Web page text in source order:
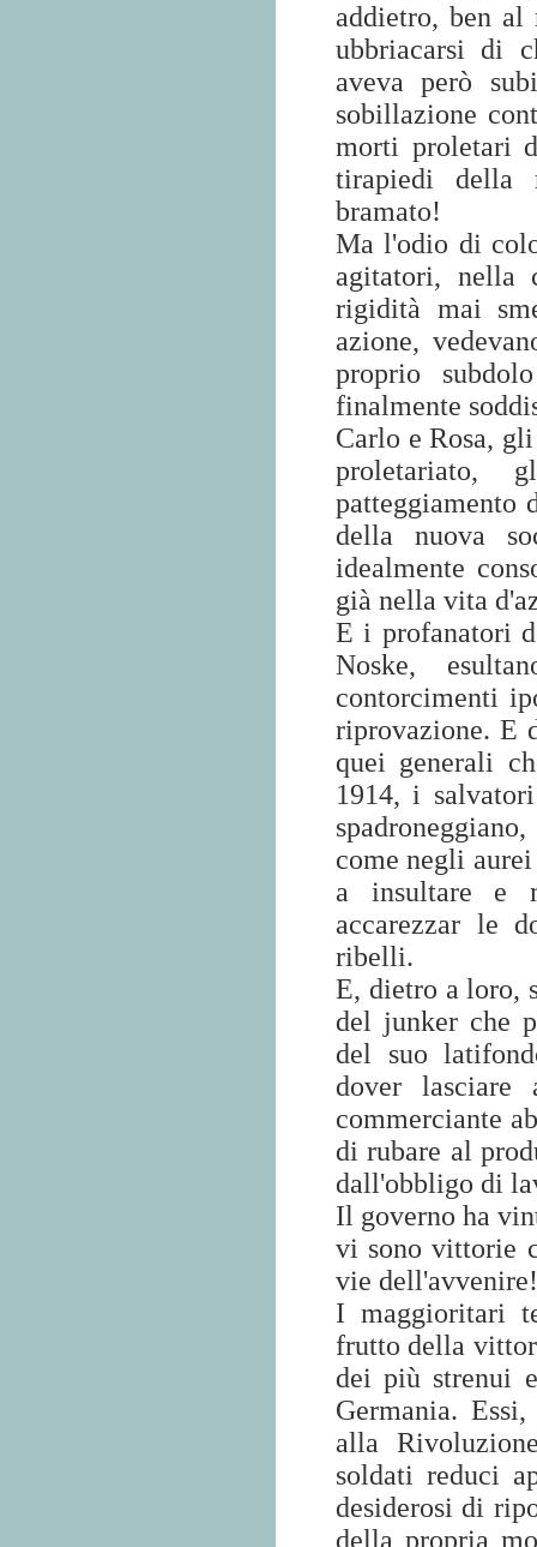
addietro, ben
ubbriacarsi di
aveva però
sobillazione
morti proletari
tirapiedi della
bramato!
Ma l'odio di
agitatori, nella
rigidità mai
azione,
proprio
finalmente
Carlo e Rosa,
proletariato,
della nuova
idealmente
già nella vita
E i profanatori
Noske,
contorcimenti
riprovazione. E
quei generali
1914, i
come negli
a insultare e
accarezzar le
ribelli.
E, dietro a loro,
del junker che
del suo
dover
commerciante
di rubare al
dall'obbligo di
Il governo ha
vi sono vittorie
vie dell'avvenire!
I maggioritari
frutto della
dei più strenui
Germania.
alla
soldati reduci
desiderosi di
della propria